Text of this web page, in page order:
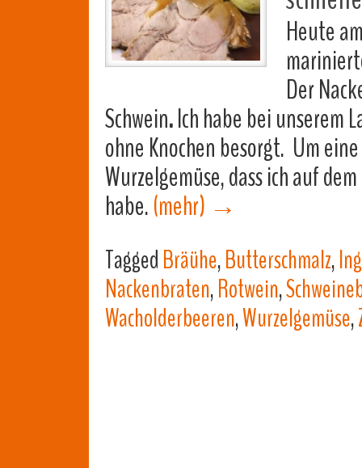
Heute
Der
Schwein.Ich habe bei unserem
ohne Knochen besorgt. Um
Wurzelgemüse, dass ich auf
habe.(mehr) →
TaggedBräühe,Butterschmalz,
Nackenbraten,Rotwein,
Wacholderbeeren,Wurzelgemüse,